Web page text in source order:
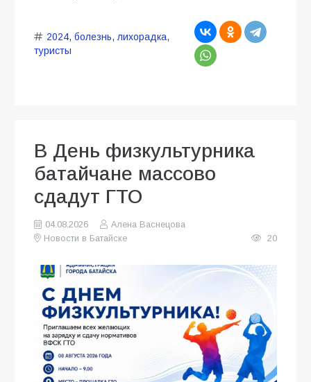
2024, болезнь, лихорадка,
туристы
В День физкультурника
батайчане массово
сдадут ГТО
04.08.2026
Алена Васнецова
Новости в Батайске
20